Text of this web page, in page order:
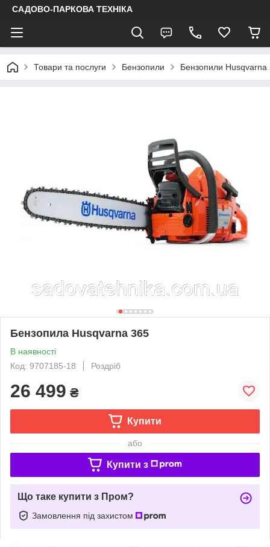
САДОВО-ПАРКОВА ТЕХНІКА
Товари та послуги Бензопили Бензопили Husqvarna
Бензопила Husqvarna 365
В наявності
Код: 9707185-18
Роздріб
26 499 ₴
Купити
або
Купити з
Що таке купити з Пром?
Замовлення під захистом